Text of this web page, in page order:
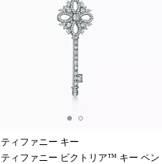
ティファニー キー
ティファニー ビクトリア™ キー ペン